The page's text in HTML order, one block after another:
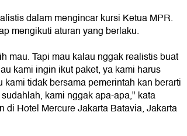
dalam mengincar kursi Ketua MPR.
mengikuti aturan yang berlaku.
mau. Tapi mau kalau nggak realistis buat
kami ingin ikut paket, ya kami harus
tidak bersama pemerintah kan berarti
kami nggak apa-apa," kata
di Hotel Mercure Jakarta Batavia, Jakarta